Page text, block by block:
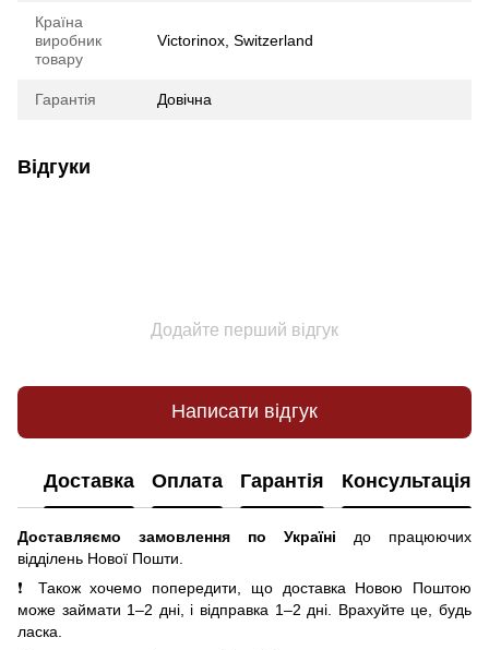
Країна
виробник
товару
Victorinox, Switzerland
Гарантія Довічна
Відгуки
Додайте перший відгук
Написати відгук
Доставка Оплата Гарантія Консультація
Доставляємо замовлення по Україні
до працюючих
відділень Нової Пошти.
❗ Також хочемо попередити, що доставка Новою Поштою
може займати 1–2 дні, і відправка 1–2 дні. Врахуйте це, будь
ласка.